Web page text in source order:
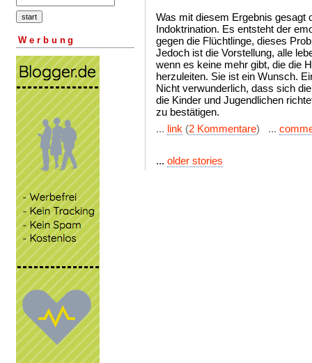
Werbung
Was mit diesem Ergebnis gesagt
Indoktrination. Es entsteht der
gegen die Flüchtlinge, dieses
Jedoch ist die Vorstellung, alle
wenn es keine mehr gibt, die die
herzuleiten. Sie ist ein Wunsch.
Nicht verwunderlich, dass sich
die Kinder und Jugendlichen
zu bestätigen.
... link (2 Kommentare) ...
... older stories